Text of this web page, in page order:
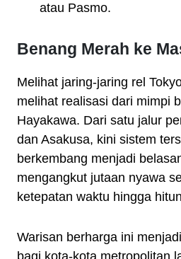
atau Pasmo.
Benang Merah ke
Melihat jaring-jaring rel
melihat realisasi dari mimpi
Hayakawa. Dari satu jalur
dan Asakusa, kini sistem
berkembang menjadi
mengangkut jutaan nyawa
ketepatan waktu hingga
Warisan berharga ini